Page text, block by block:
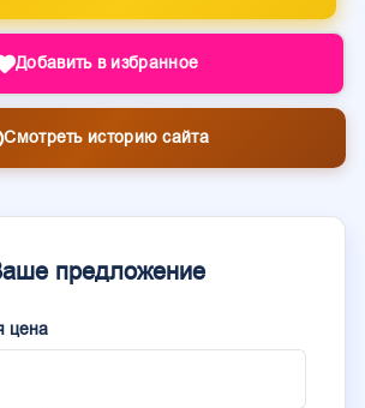
Добавить в избранное
Смотреть историю сайта
предложение
цена